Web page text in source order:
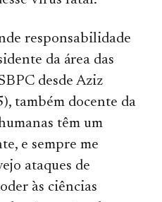
responsabilidade
da área das
desde Aziz
também docente da
têm um
e sempre me
ataques de
às ciências